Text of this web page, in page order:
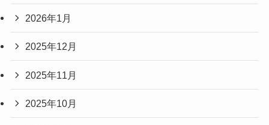
2026年1月
2025年12月
2025年11月
2025年10月